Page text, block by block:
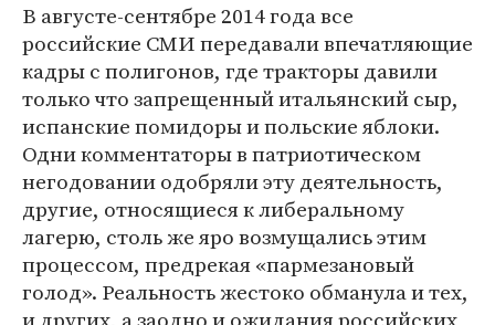
В августе-сентябре 2014 года все
российские СМИ передавали впечатляющие
кадры с полигонов, где тракторы давили
только что запрещенный итальянский сыр,
испанские помидоры и польские яблоки.
Одни комментаторы в патриотическом
негодовании одобряли эту деятельность,
другие, относящиеся к либеральному
лагерю, столь же яро возмущались этим
процессом, предрекая «пармезановый
голод». Реальность жестоко обманула и тех,